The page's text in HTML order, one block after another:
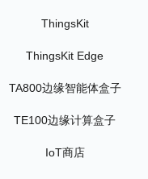
ThingsKit
ThingsKit Edge
TA800边缘智能体盒子
TE100边缘计算盒子
IoT商店